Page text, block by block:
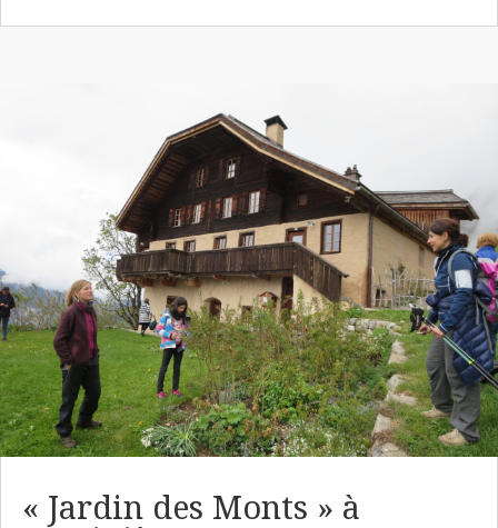
« Jardin des Monts » à